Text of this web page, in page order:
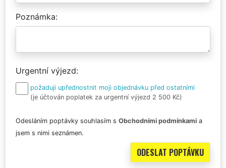
Poznámka
Urgentní výjezd
požaduji upřednostnit moji objednávku před ostatními
(je účtován poplatek za urgentní výjezd 2 500 Kč)
Odesláním poptávky souhlasím s Obchodními podmínkami a
jsem s nimi seznámen.